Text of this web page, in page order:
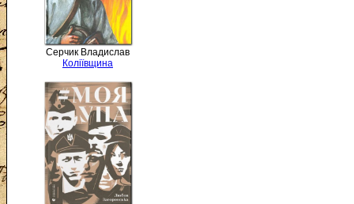
Серчик Владислав
Коліївщина